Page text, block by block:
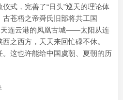
式，完善了“日头”巡天的理论体
苍梧之帝舜氏旧部将共工国
天连云港的凤凰古城——太阳从连
之西方，天天来回忙碌不休。
这也许能给中国虞朝、夏朝的历